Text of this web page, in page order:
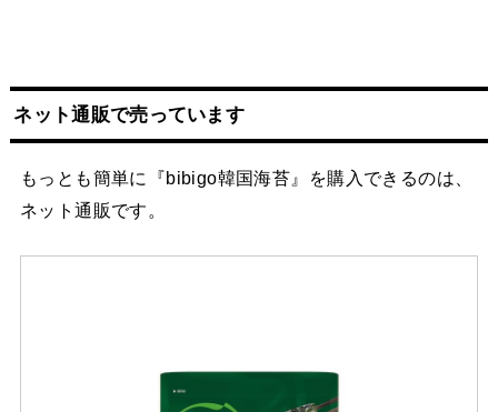
ネット通販で売っています
もっとも簡単に『bibigo韓国海苔』を購入できるのは、
ネット通販です。